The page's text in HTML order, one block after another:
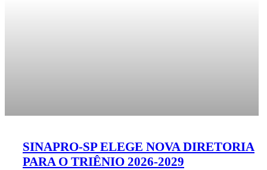
SINAPRO-SP ELEGE NOVA DIRETORIA
PARA O TRIÊNIO 2026-2029